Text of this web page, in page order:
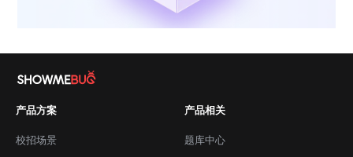
产品方案
校招场景
产品相关
题库中心